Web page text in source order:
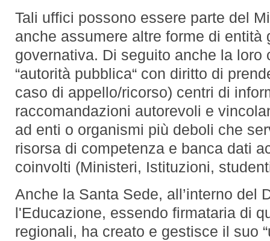
Tali uffici possono essere parte del
anche assumere altre forme di entità
governativa. Di seguito anche la loro
“autorità pubblica“ con diritto di
caso di appello/ricorso) centri di
raccomandazioni autorevoli e
ad enti o organismi più deboli che
risorsa di competenza e banca dati
coinvolti (Ministeri, Istituzioni,
Anche la Santa Sede, all’interno del
l'Educazione, essendo firmataria di
regionali, ha creato e gestisce il suo